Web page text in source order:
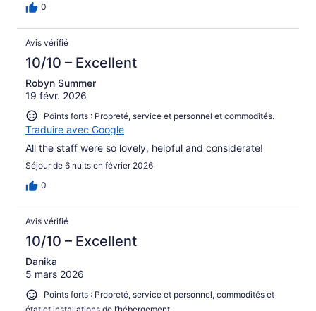
0
Avis vérifié
10/10 – Excellent
Robyn Summer
19 févr. 2026
Points forts : Propreté, service et personnel et commodités.
Traduire avec Google
All the staff were so lovely, helpful and considerate!
Séjour de 6 nuits en février 2026
0
Avis vérifié
10/10 – Excellent
Danika
5 mars 2026
Points forts : Propreté, service et personnel, commodités et